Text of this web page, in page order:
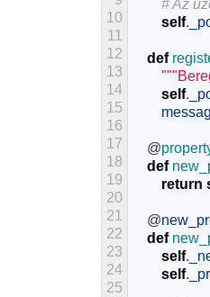
10
11
12
13
14
15
16
17
18
19
20
21
22
23
24
25
# Az
self.
def
self.
@
def
return
@
def
self.
self.